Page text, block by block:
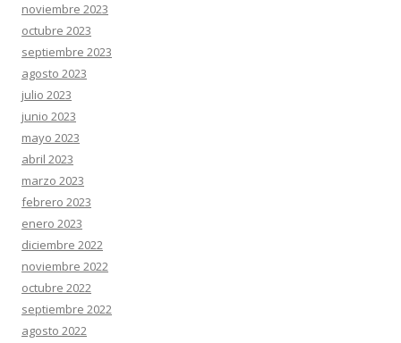
noviembre 2023
octubre 2023
septiembre 2023
agosto 2023
julio 2023
junio 2023
mayo 2023
abril 2023
marzo 2023
febrero 2023
enero 2023
diciembre 2022
noviembre 2022
octubre 2022
septiembre 2022
agosto 2022